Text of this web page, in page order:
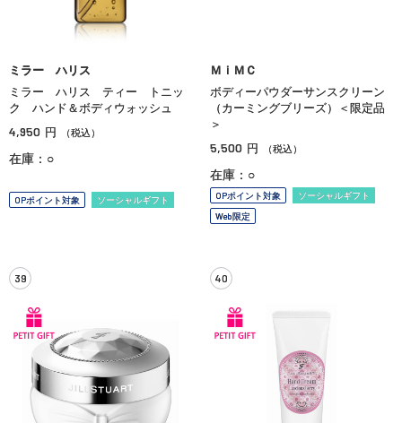
ミラー ハリス
ミラー ハリス ティー トニッ
ク ハンド＆ボディウォッシュ
4,950 円 （税込）
在庫：○
OPポイント対象 ソーシャルギフト
ＭｉＭＣ
ボディーパウダーサンスクリーン
（カーミングブリーズ）＜限定品
＞
5,500 円 （税込）
在庫：○
OPポイント対象
ソーシャルギフト
Web限定
39 40